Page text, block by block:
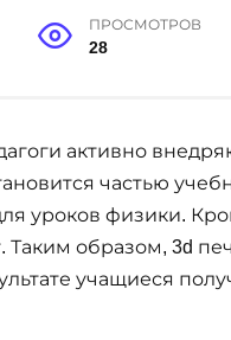
ПРОСМОТРОВ
28
активно
частью
уроков физики.
Таким образом, 3d
учащиеся